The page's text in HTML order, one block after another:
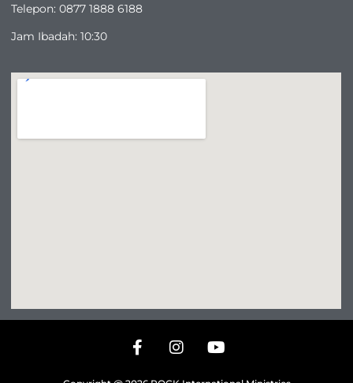
Telepon: 0877 1888 6188
Jam Ibadah: 10:30